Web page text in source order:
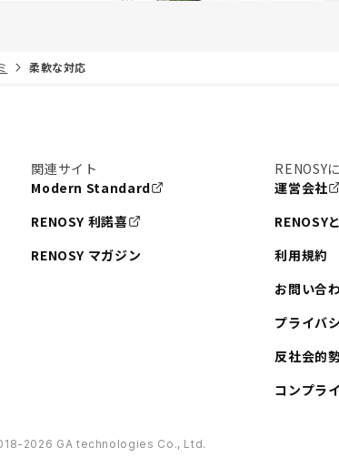
柔軟な対応
関連サイト
Modern Standard
RENOSY 利諾喜
RENOSY マガジン
RENOSY
運営会社
RENOSY
利用規約
お問い合
プライバ
反社会的
コンプラ
2026 GA technologies Co., Ltd.